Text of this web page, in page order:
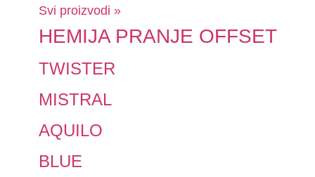
Svi proizvodi »
HEMIJA PRANJE OFFSET
TWISTER
MISTRAL
AQUILO
BLUE